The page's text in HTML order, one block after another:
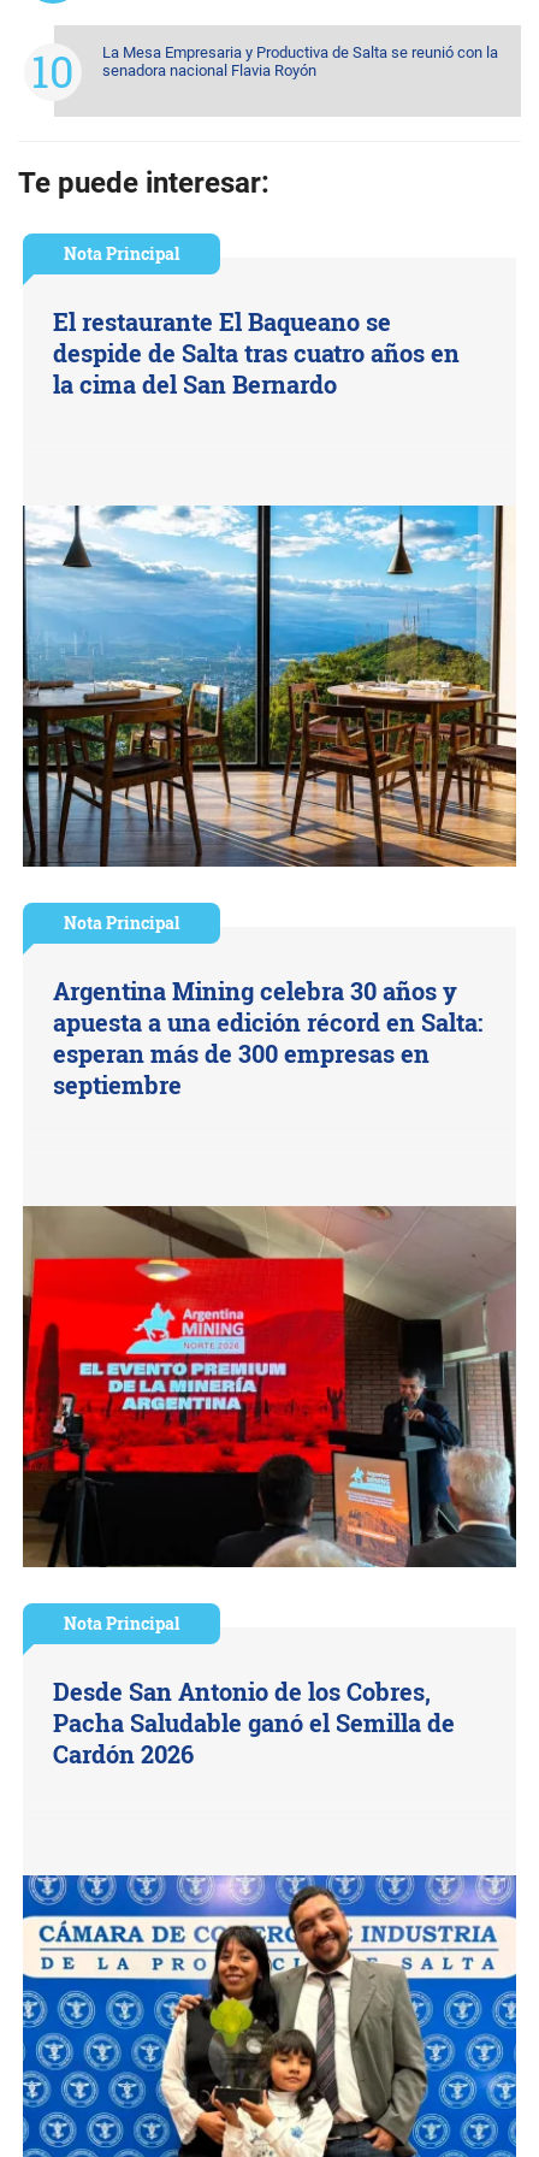
La Mesa Empresaria y Productiva de Salta se reunió con la
senadora nacional Flavia Royón
Te puede interesar:
Nota Principal
El restaurante El Baqueano se
despide de Salta tras cuatro años en
la cima del San Bernardo
Nota Principal
Argentina Mining celebra 30 años y
apuesta a una edición récord en Salta:
esperan más de 300 empresas en
septiembre
Nota Principal
Desde San Antonio de los Cobres,
Pacha Saludable ganó el Semilla de
Cardón 2026